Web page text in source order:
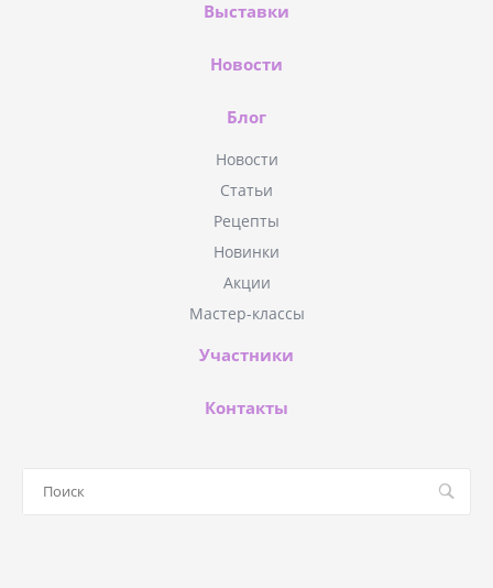
Выставки
Новости
Блог
Новости
Статьи
Рецепты
Новинки
Акции
Мастер-классы
Участники
Контакты